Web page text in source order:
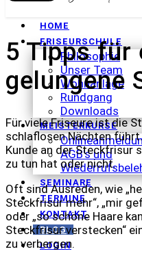
HOME
FRISEURSCHULE
Philosophie
Unser Team
Wohnanlage
Rundgang
Downloads
MEISTERKURSE
AGB's und
SEMINARE
TERMINE
KONTAKT
BLOG
LOGIN
5 Tipps für
gelungene
Für viele Friseure ist die
schlaflosen Nächten
Kunde an der Steckfrisur
zu tun hat oder nicht.
Oft sind Ausreden, wie
Steckfrisur mehr“, „mir
oder „so schöne Haare
Steckfrisur verstecken“
zu verbergen.